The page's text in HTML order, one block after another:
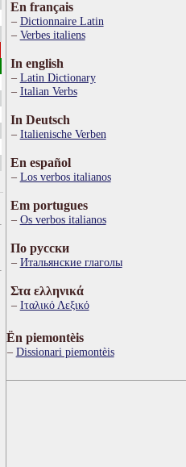
En français
Dictionnaire Latin
Verbes italiens
In english
Latin Dictionary
Italian Verbs
In Deutsch
Italienische Verben
En español
Los verbos italianos
Em portugues
Os verbos italianos
По русски
Итальянские глаголы
Στα ελληνικά
Ιταλικό Λεξικό
Ën piemontèis
Dissionari piemontèis